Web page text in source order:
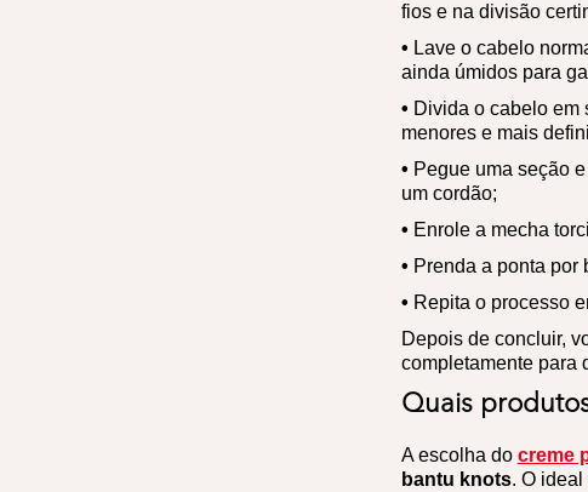
fios e na divisão
• Lave o cabelo
ainda úmidos para
• Divida o cabelo em
menores e mais
• Pegue uma seção
um cordão;
• Enrole a mecha
• Prenda a ponta por
• Repita o processo
Depois de concluir,
completamente para
Quais
A escolha do creme
bantu knots. O ideal